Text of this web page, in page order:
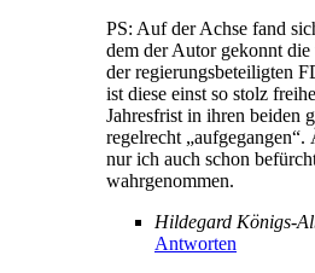
PS: Auf der Achse fand
dem der Autor gekonnt
der regierungsbeteiligten
ist diese einst so stolz
Jahresfrist in ihren beiden
regelrecht
nur ich auch schon
wahrgenommen.
Hildegard Königs-
Antworten